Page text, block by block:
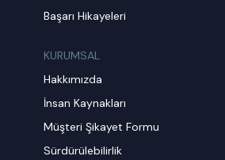
Başarı Hikayeleri
KURUMSAL
Hakkımızda
İnsan Kaynakları
Müşteri Şikayet Formu
Sürdürülebilirlik